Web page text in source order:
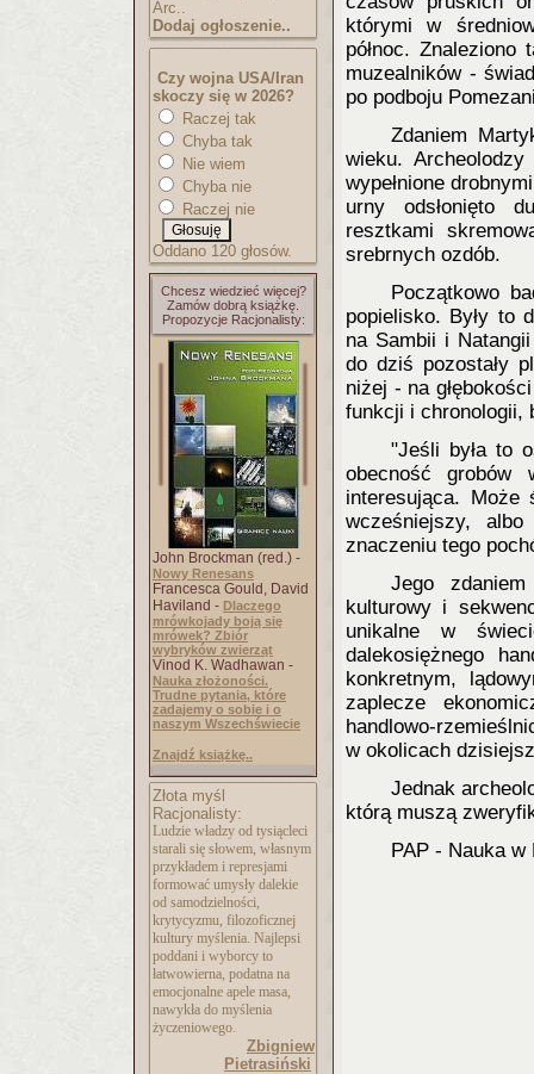
Arc..
Dodaj ogłoszenie..
Czy wojna USA/Iran
skoczy się w 2026?
Raczej tak
Chyba tak
Nie wiem
Chyba nie
Raczej nie
Oddano 120 głosów.
Chcesz wiedzieć więcej?
Zamów dobrą książkę.
Propozycje Racjonalisty:
John Brockman (red.) -
Nowy Renesans
Francesca Gould, David
Haviland - Dlaczego
mrówkojady boją się
mrówek? Zbiór
wybryków zwierząt
Vinod K. Wadhawan -
Nauka złożoności.
Trudne pytania, które
zadajemy o sobie i o
naszym Wszechświecie
Znajdź książkę..
Złota myśl
Racjonalisty:
Ludzie władzy od tysiącleci
starali się słowem, własnym
przykładem i represjami
formować umysły dalekie
od samodzielności,
krytycyzmu, filozoficznej
kultury myślenia. Najlepsi
poddani i wyborcy to
łatwowierna, podatna na
emocjonalne apele masa,
nawykła do myślenia
życzeniowego.
Zbigniew
Pietrasiński
którymi w
północ.
muzealników -
po podboju
Zdaniem
wieku.
wypełnione
urny odsłonięto
resztkami
srebrnych ozdób.
Początkowo
popielisko. Były to
na Sambii i
do dziś pozostały
niżej - na
funkcji i chronologii,
"Jeśli była to
obecność grobów
interesująca.
wcześniejszy,
znaczeniu tego
Jego
kulturowy i
unikalne w
dalekosiężnego
konkretnym,
zaplecze
handlowo-
w okolicach
Jednak
którą muszą
PAP - Nauka w